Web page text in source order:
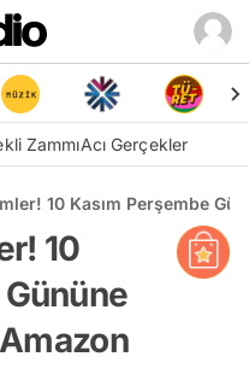
ZammıAcı Gerçekler
10 Kasım Perşembe
10